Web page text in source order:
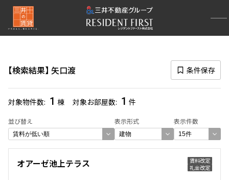
検索結果 矢口渡 条件保存
対象物件数 1 棟 対象お部屋数 1 件
並び替え 表示形式 表示件数
再検索ナビゲーション
選択中の路線
東急多摩川
(26)
選択中の駅
矢口渡
(1)
賃料改定
礼金改定
オアーゼ池上テラス